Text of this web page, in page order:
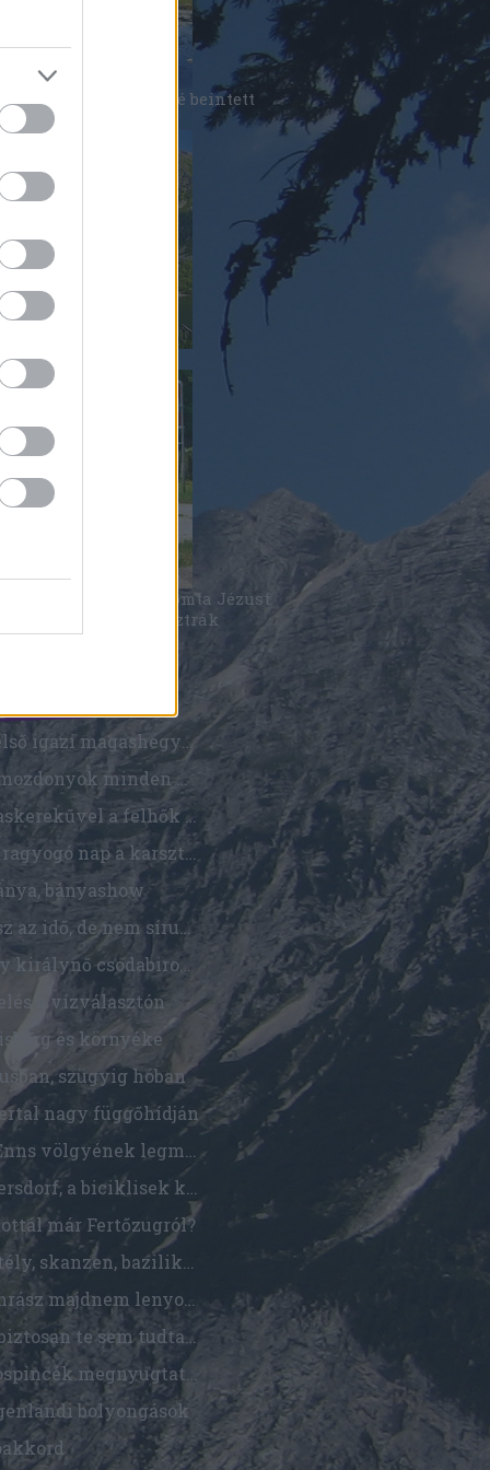
nép bizony eléggé beintett
utak királynője
majdnem lenyomta Jézust.
eljárás az osztrák
Az első igazi magashegység a srácokkal, és egy kicsi Salzkammergut
Fogaskerekűvel a felhők fölé
Egy ragyogó nap a karsztfennsíkon
bányashow
Rossz az idő, de nem sírunk, hüp
Hegy királynő csodabirodalmában
a vízválasztón
és környéke
szügyig hóban
nagy függőhídján
már Fertőzugról?
Ezt biztosan te sem tudtad Rusztról
bolyongások